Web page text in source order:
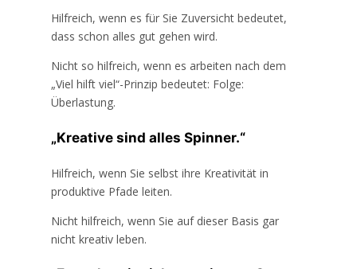
Hilfreich, wenn es für Sie Zuversicht bedeutet,
dass schon alles gut gehen wird.
Nicht so hilfreich, wenn es arbeiten nach dem
„Viel hilft viel“-Prinzip bedeutet: Folge:
Überlastung.
„Kreative sind alles Spinner.“
Hilfreich, wenn Sie selbst ihre Kreativität in
produktive Pfade leiten.
Nicht hilfreich, wenn Sie auf dieser Basis gar
nicht kreativ leben.